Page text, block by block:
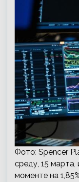
Фото: Spencer
среду, 15 марта,
моменте на